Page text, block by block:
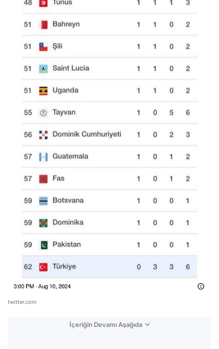
twitter.com
İçeriğin Devamı Aşağıda